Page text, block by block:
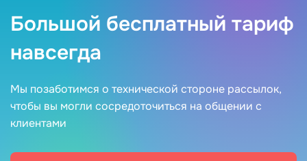
Большой бесплатный тариф
навсегда
Мы позаботимся о технической стороне рассылок,
чтобы вы могли сосредоточиться на общении с
клиентами